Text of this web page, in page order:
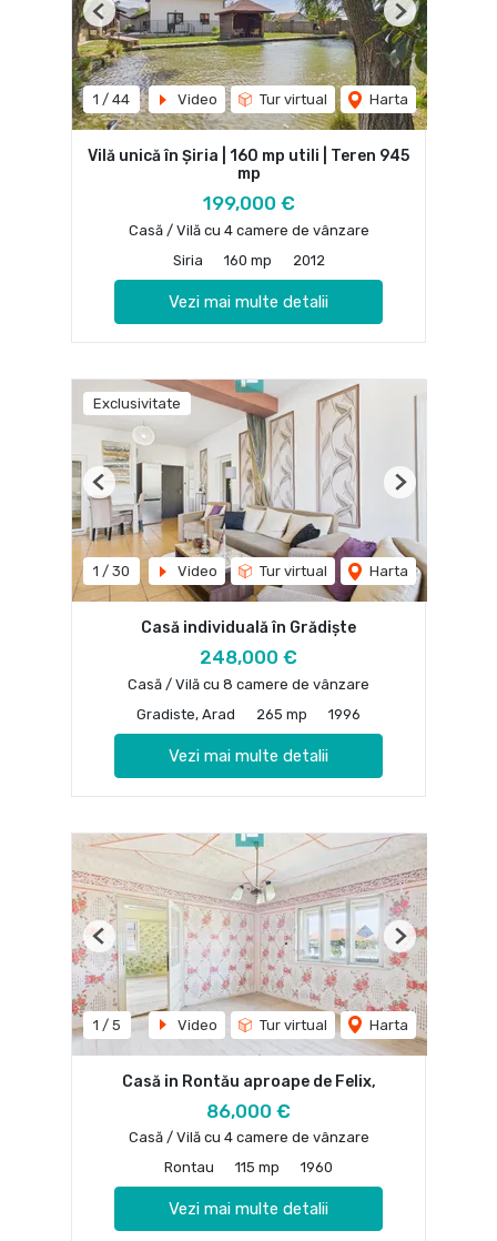
1 / 44 Video Tur virtual Harta
Previous Next
Vilă unică în Șiria | 160 mp utili | Teren 945
mp
199,000 €
Casă / Vilă cu 4 camere de vânzare
Siria
160 mp 2012
Vezi mai multe detalii
Exclusivitate
1 / 30 Video Tur virtual Harta
Previous Next
Casă individuală în Grădiște
248,000 €
Casă / Vilă cu 8 camere de vânzare
Gradiste, Arad
265 mp 1996
Vezi mai multe detalii
1 / 5 Video Tur virtual Harta
Previous Next
Casă in Rontău aproape de Felix,
86,000 €
Casă / Vilă cu 4 camere de vânzare
Rontau
115 mp 1960
Vezi mai multe detalii